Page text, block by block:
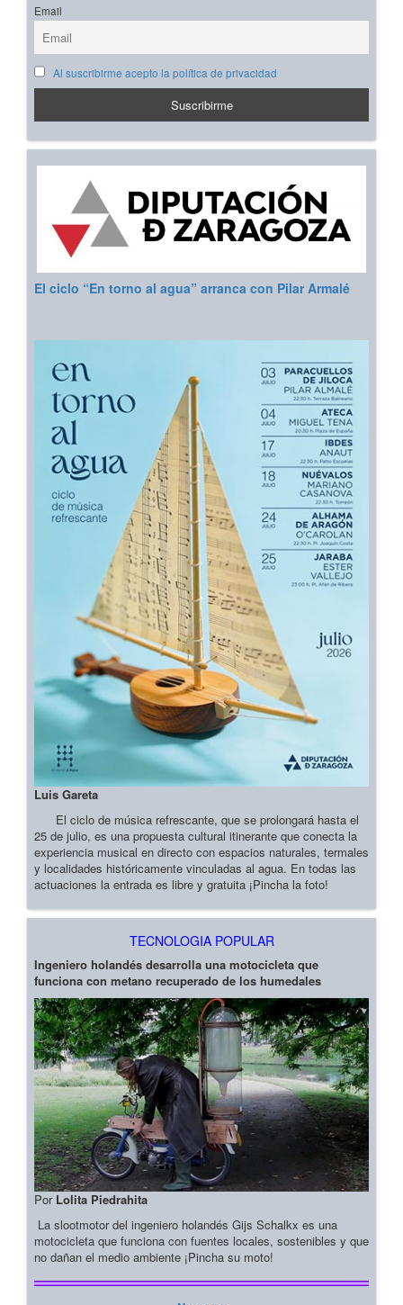
Email
Al suscribirme acepto la política de privacidad
El ciclo “En torno al agua” arranca con Pilar Armalé
Luis Gareta
El ciclo de música refrescante, que se prolongará hasta el
25 de julio, es una propuesta cultural itinerante que conecta la
experiencia musical en directo con espacios naturales, termales
y localidades históricamente vinculadas al agua. En todas las
actuaciones la entrada es libre y gratuita ¡Pincha la foto!
TECNOLOGIA POPULAR
Ingeniero holandés desarrolla una motocicleta que
funciona con metano recuperado de los humedales
Por Lolita Piedrahita
La slootmotor del ingeniero holandés Gijs Schalkx es una
motocicleta que funciona con fuentes locales, sostenibles y que
no dañan el medio ambiente ¡Pincha su moto!